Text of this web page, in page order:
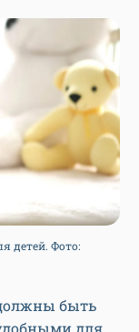
детей. Фото:
быть